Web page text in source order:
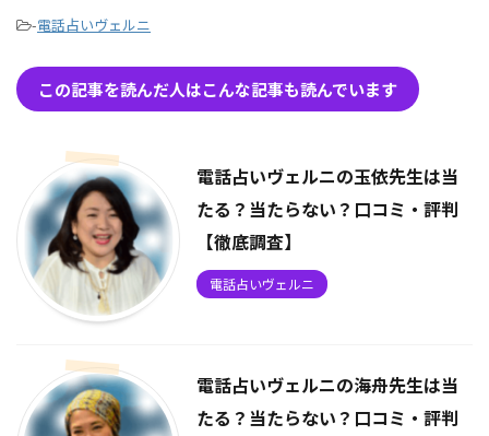
-電話占いヴェルニ
この記事を読んだ人はこんな記事も読んでいます
電話占いヴェルニの玉依先生は当
たる？当たらない？口コミ・評判
【徹底調査】
電話占いヴェルニ
電話占いヴェルニの海舟先生は当
たる？当たらない？口コミ・評判